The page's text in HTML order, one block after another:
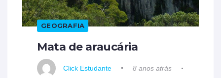
GEOGRAFIA
Mata de araucária
Click Estudante
8 anos atrás